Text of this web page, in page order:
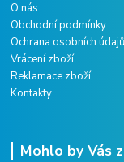
O nás
Obchodní podmínky
Ochrana osobních údajů
Vrácení zboží
Reklamace zboží
Kontakty
Mohlo by Vás